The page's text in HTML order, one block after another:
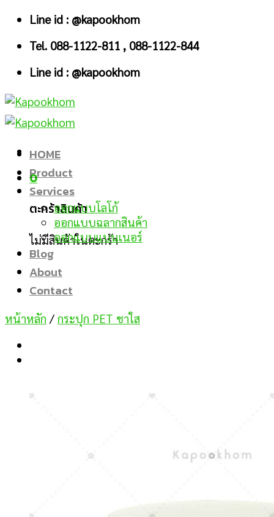
Skip
content
Line id : @kapookhom
Tel. 088-1122-811 , 088-1122-844
Line id : @kapookhom
0
ตะกร้าสินค้า
ไม่มีสินค้าในตะกร้า
HOME
Product
Services
ออกแบบโลโก้
ออกแบบฉลากสินค้า
ออกแบบแบนเนอร์
Blog
About
Contact
หน้าหลัก / กระปุก PET ชาใส